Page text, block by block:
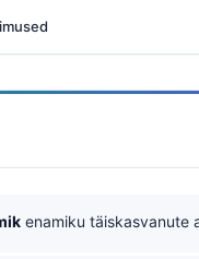
enamiku täiskasvanute